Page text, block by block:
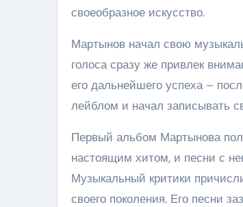
своеобразное искусство.
Мартынов начал свою
голоса сразу же привлек
его дальнейшего успеха –
лейблом и начал записывать
Первый альбом Мартынова
настоящим хитом, и песни с
Музыкальный критики
своего поколения. Его песни